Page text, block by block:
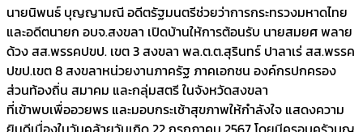
นายนิพนธ์ บุญญามณี อดีตรัฐมนตรีช่วยว่าการกระทรวงมหาดไทย
และอดีตนายก อบจ.สงขลา เปิดบ้านให้การต้อนรับ นายสมยศ พลาย
ด้วง สส.พรรคปขป. เขต 3 สงขลา พล.ต.ต.สุรินทร์ ปาลาเร่ สส.พรรค
ปขป.เขต 8 สงขลาหน่วยงานภาครัฐ ภาคเอกชน องค์กรปกครอง
ส่วนท้องถิ่น สมาคม และกลุ่มสตรี ในจังหวัดสงขลา
ที่เข้าพบเพื่ออวยพร และมอบกระเช้าสุขภาพให้กำลังใจ แสดงความ